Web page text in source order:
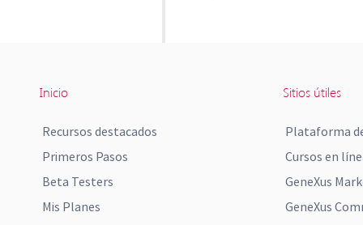
Inicio
Recursos destacados
Primeros Pasos
Beta Testers
Mis Planes
Sitios útiles
Plataforma
Cursos en
GeneXus
GeneXus